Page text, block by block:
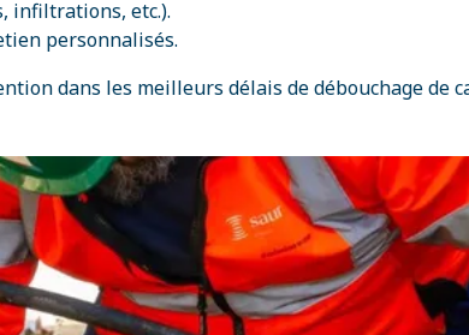
infiltrations, etc.).
personnalisés.
dans les meilleurs délais de débouchage de